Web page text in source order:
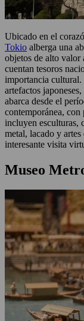
Ubicado en el
Tokio alberga una
objetos de alto valor
cuentan tesoros
importancia cultural.
artefactos
abarca desde el
contemporánea, con
incluyen esculturas,
metal, lacado y
interesante visita
Museo